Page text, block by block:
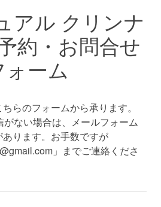
アル クリンナ
約・お問合せ
ォーム
らのフォームから承ります。
ない場合は、メールフォーム
ります。お手数ですが
」までご連絡くださ